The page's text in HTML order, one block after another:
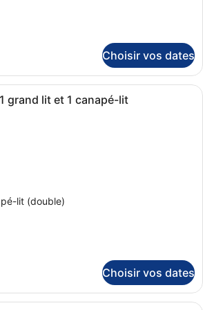
Choisir vos dates
Une salle de bain moderne avec
grand lit et 1 canapé-lit
lit (double)
Choisir vos dates
Une salle de bain moderne avec